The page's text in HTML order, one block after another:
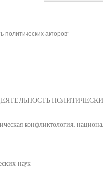
политических акторов"
конфликтология,
наук